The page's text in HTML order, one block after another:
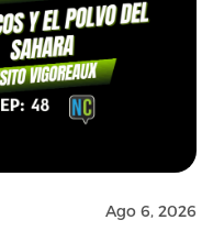
Ago 6, 2026